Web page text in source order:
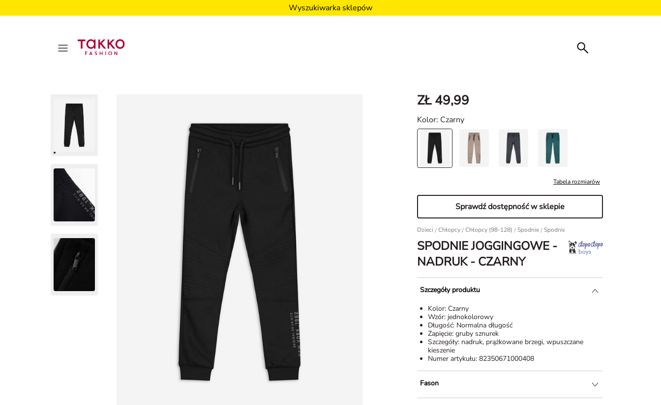
Wyszukiwarka sklepów
ZŁ 49,99
Kolor: Czarny
Tabela rozmiarów
Sprawdź dostępność w sklepie
Dzieci / Chłopcy / Chłopcy (98-128) / Spodnie / Spodnie dresowe
SPODNIE JOGGINGOWE -
NADRUK - CZARNY
Szczegóły produktu
Kolor: Czarny
Wzór: jednokolorowy
Długość: Normalna długość
Zapięcie: gruby sznurek
Szczegóły: nadruk, prążkowane brzegi, wpuszczane
kieszenie
Numer artykułu: 82350671000408
Fason